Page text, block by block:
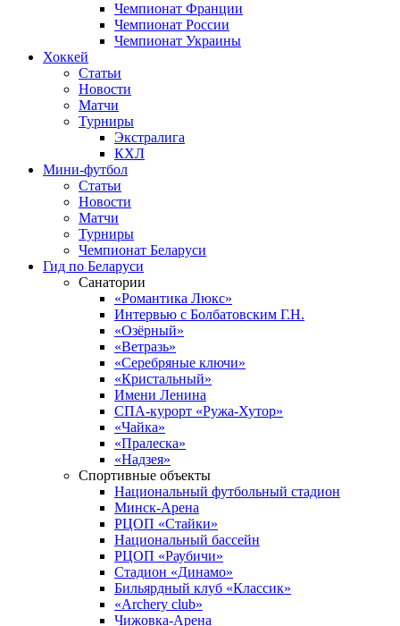
Чемпионат Франции
Чемпионат России
Чемпионат Украины
Хоккей
Статьи
Новости
Матчи
Турниры
Экстралига
КХЛ
Мини-футбол
Статьи
Новости
Матчи
Турниры
Чемпионат Беларуси
Гид по Беларуси
Санатории
«Романтика Люкс»
Интервью с Болбатовским Г.Н.
«Озёрный»
«Ветразь»
«Серебряные ключи»
«Кристальный»
Имени Ленина
СПА-курорт «Ружа-Хутор»
«Чайка»
«Пралеска»
«Надзея»
Спортивные объекты
Национальный футбольный стадион
Минск-Арена
РЦОП «Стайки»
Национальный бассейн
РЦОП «Раубичи»
Стадион «Динамо»
Бильярдный клуб «Классик»
«Archery club»
Чижовка-Арена